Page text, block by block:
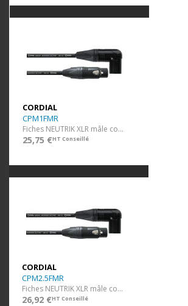
CORDIAL
CPM1FMR
Fiches NEUTRIK XLR mâle coudée / XLR fem. - 1 m
25,75 €HT Conseillé
CORDIAL
CPM2.5FMR
Fiches NEUTRIK XLR mâle coudée / XLR fem. - 2,5 m
26,92 €HT Conseillé